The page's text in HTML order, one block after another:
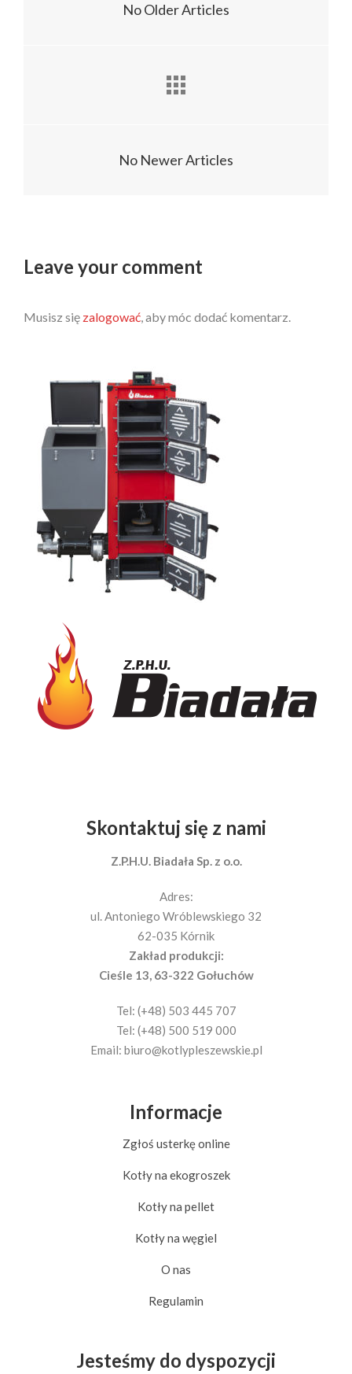
No Older Articles
No Newer Articles
Leave your comment
Musisz się zalogować, aby móc dodać komentarz.
Skontaktuj się z nami
Z.P.H.U. Biadała Sp. z o.o.
Adres:
ul. Antoniego Wróblewskiego 32
62-035 Kórnik
Zakład produkcji:
Cieśle 13, 63-322 Gołuchów
Tel: (+48) 503 445 707
Tel: (+48) 500 519 000
Email: biuro@kotlypleszewskie.pl
Informacje
Zgłoś usterkę online
Kotły na ekogroszek
Kotły na pellet
Kotły na węgiel
O nas
Regulamin
Jesteśmy do dyspozycji